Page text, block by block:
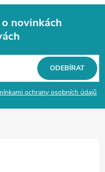
novinkách
ochrany osobních údajů
ODEBÍRAT